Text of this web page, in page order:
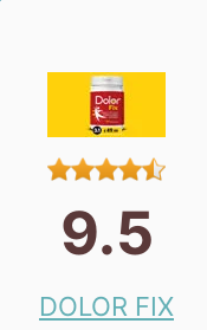
9.5
DOLOR FIX